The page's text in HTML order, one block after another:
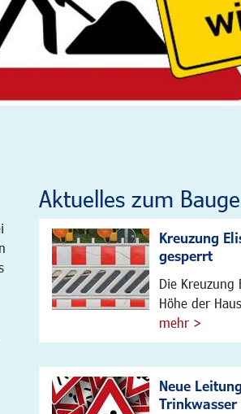
Aktuelles zum
Kreuzung
gesperrt
Die Kreuzung
Höhe der
mehr >
Neue
Trinkwasser